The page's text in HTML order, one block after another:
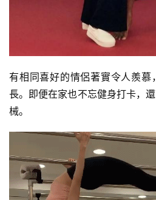
有相同喜好的情侶著實令人羨慕
長。即便在家也不忘健身打卡，
械。